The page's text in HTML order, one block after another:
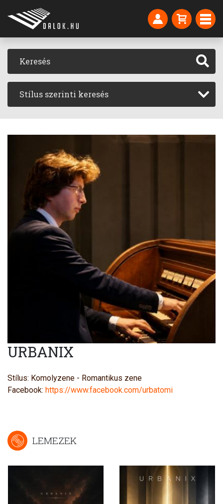
Stílus szerinti keresés
URBANIX
Stílus: Komolyzene - Romantikus zene
Facebook: https://www.facebook.com/urbatomi
LEMEZEK